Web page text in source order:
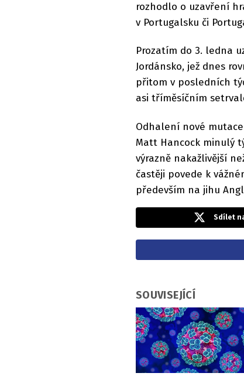
rozhodlo o uzavření
v Portugalsku či
Prozatím do 3. ledna
Jordánsko, jež dnes
přitom v posledních
asi tříměsíčním
Odhalení nové
Matt Hancock minulý
výrazně nakažlivější
častěji povede k
především na jihu
Sdílet
SOUVISEJÍCÍ